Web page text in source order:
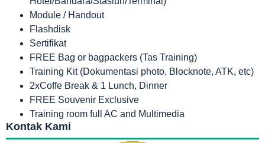
Module / Handout
Flashdisk
Sertifikat
FREE Bag or bagpackers (Tas Training)
Training Kit (Dokumentasi photo, Blocknote, ATK, etc)
2xCoffe Break & 1 Lunch, Dinner
FREE Souvenir Exclusive
Training room full AC and Multimedia
Kontak Kami